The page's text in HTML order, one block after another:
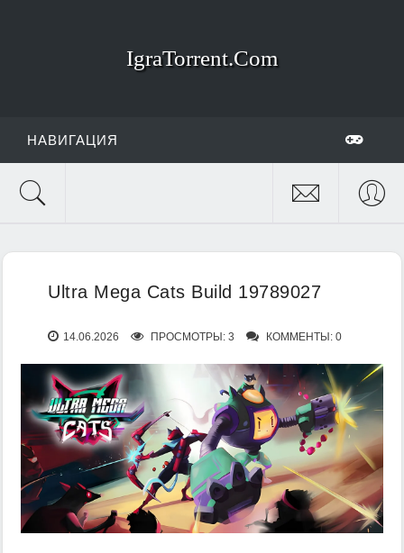
IgraTorrent.Com
НАВИГАЦИЯ
Ultra Mega Cats Build 19789027
14.06.2026 ПРОСМОТРЫ: 3 КОММЕНТЫ: 0